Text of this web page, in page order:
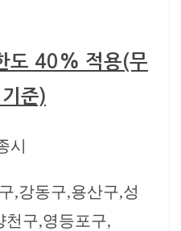
도 40% 적용(무
준)
시
,강동구,용산구,성
천구,영등포구,